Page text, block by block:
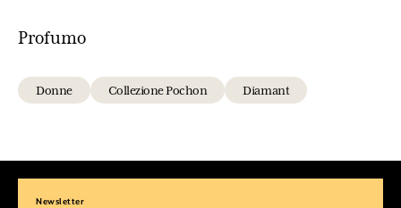
Profumo
Donne Collezione Pochon Diamant
Newsletter